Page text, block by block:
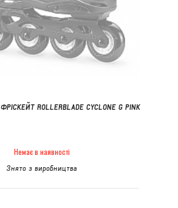
ROLLERBLADE CYCLONE G PINK
Немає в наявності
Знято з виробництва